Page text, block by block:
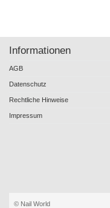
Informationen
AGB
Datenschutz
Rechtliche Hinweise
Impressum
© Nail World